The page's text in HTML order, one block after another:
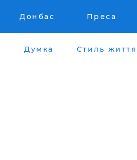
Донбас Преса
Думка Стиль життя